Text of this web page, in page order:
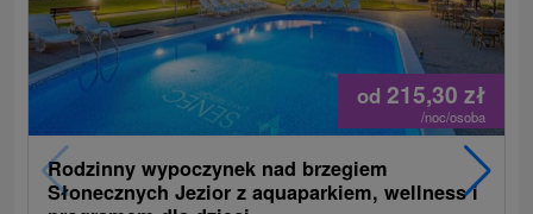
od 215,30zł
/noc/osoba
Rodzinny wypoczynek nad brzegiem
Słonecznych Jezior z aquaparkiem, wellness i